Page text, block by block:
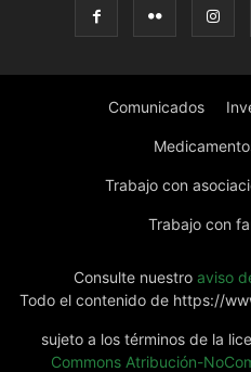
Comunicados
Trabajo con
Trabajo con
Consulte nuestro aviso
Todo el contenido de https://
sujeto a los términos de la
Commons Atribución-